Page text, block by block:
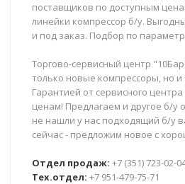
поставщиков по доступным
линейки компрессор б/у.
и под заказ. Подбор по
Торгово-сервисный центр
только новые компрессоры, но и
Гарантией от сервисного
ценам! Предлагаем и другое б/у
не нашли у нас подходящий б/у
сейчас - предложим новое с
Отдел продаж: +7 (351) 723-02-
Тех.отдел: +7 951-479-75-71